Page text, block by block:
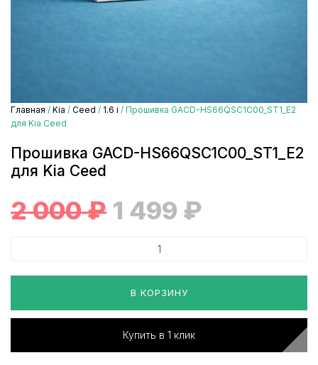
Главная / Kia / Ceed / 1.6 i / Прошивка GACD-HS66QSC1C00_ST1_E2
для Kia Ceed
Прошивка GACD-HS66QSC1C00_ST1_E2
для Kia Ceed
2 000₽ 1 499 ₽
В КОРЗИНУ
Купить в 1 клик